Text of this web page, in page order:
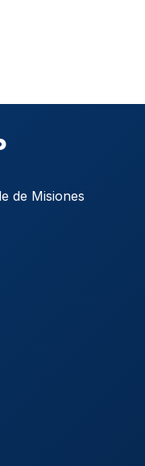
de Misiones